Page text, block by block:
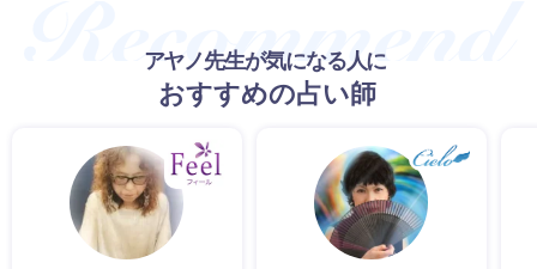
アヤノ先生が気になる人に
おすすめの占い師